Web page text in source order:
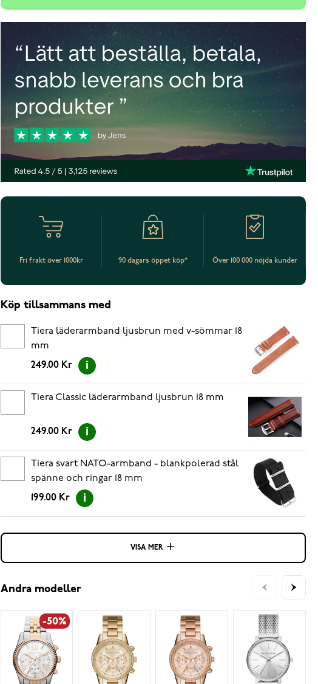
Fri frakt över 1000kr 90 dagars öppet köp* Över 100 000 nöjda kunder
Köp tillsammans med
Tiera läderarmband ljusbrun med v-sömmar 18
mm
249.00 Kr
Tiera Classic läderarmband ljusbrun 18 mm
249.00 Kr
Tiera svart NATO-armband - blankpolerad stål
spänne och ringar 18 mm
199.00 Kr
VISA MER
Andra modeller
-50%